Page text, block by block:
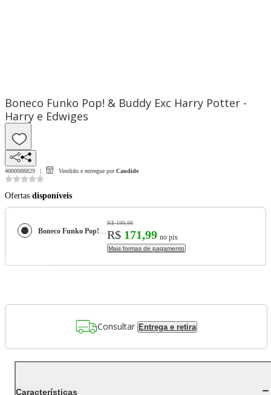
Boneco Funko Pop! & Buddy Exc Harry Potter -
Harry e Edwiges
4000088829 Vendido e entregue por Candide
Ofertas disponíveis
Boneco Funko Pop! & Buddy Exc Harry Potter - Harry e Edwiges
R$ 199,99
R$ 171,99 no pix
Mais formas de pagamento
Consultar Entrega e retira
Características